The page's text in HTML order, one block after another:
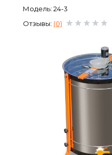
Сейфы
Энергопитание
Модель: 24-3
Отзывы: (0)